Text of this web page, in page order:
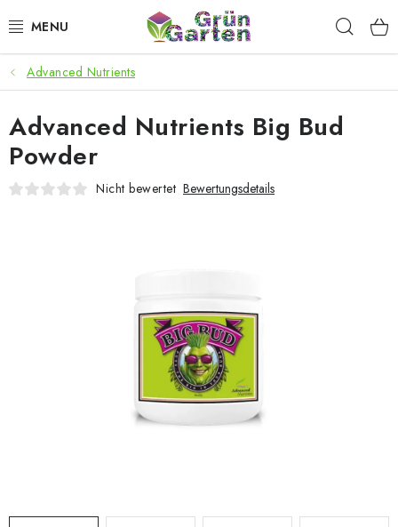
Inhalt
ANGEBOTE
LED PFLANZENLAMPEN
ANBAUBEDARF FÜR DEN HEIMANBAU
Kaufberatung
Datenschutzerklärung Impressum
Advanced Nutrients
Advanced Nutrients Big Bud
Powder
Nicht bewertet Bewertungsdetails